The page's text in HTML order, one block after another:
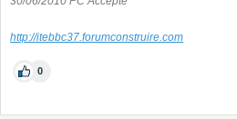
http://itebbc37.forumconstruire.com
0